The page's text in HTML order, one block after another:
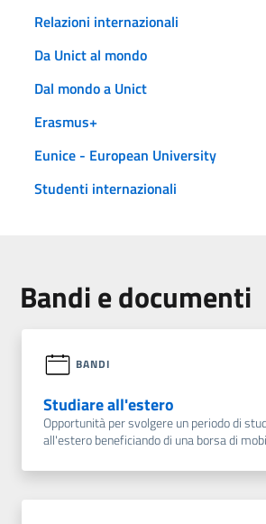
Relazioni internazionali
Da Unict al mondo
Dal mondo a Unict
Erasmus+
Eunice - European University
Studenti internazionali
Bandi e documenti
BANDI
Studiare all'estero
Opportunità per svolgere un periodo di
all'estero beneficiando di una borsa di